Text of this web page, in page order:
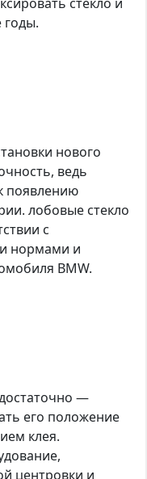
годы.
нового
ведь
появлению
лобовые стекло
с
нормами и
BMW.
—
его положение
клея.
центровки и